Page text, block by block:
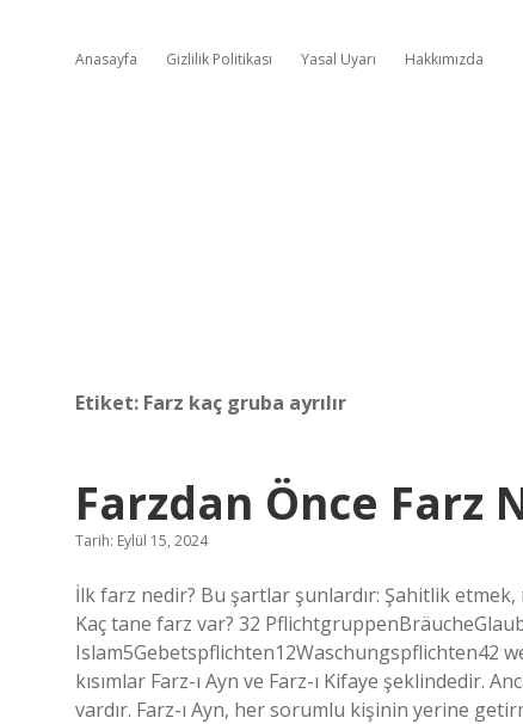
Anasayfa Gizlilik Politikası Yasal Uyarı Hakkımızda
Etiket: Farz kaç gruba ayrılır
Farzdan Önce Farz
Tarih: Eylül 15, 2024
İlk farz nedir? Bu şartlar şunlardır: Şahitlik
Kaç tane farz var? 32
Islam5Gebetspflichten12Waschungspflichten42
kısımlar Farz-ı Ayn ve Farz-ı Kifaye şeklindedir.
vardır. Farz-ı Ayn, her sorumlu kişinin yerine